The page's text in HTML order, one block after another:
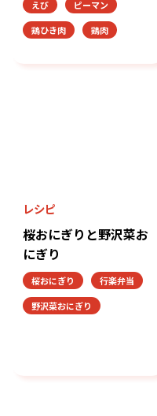
えび
ピーマン
鶏ひき肉
鶏肉
レシピ
桜おにぎりと野沢菜お
にぎり